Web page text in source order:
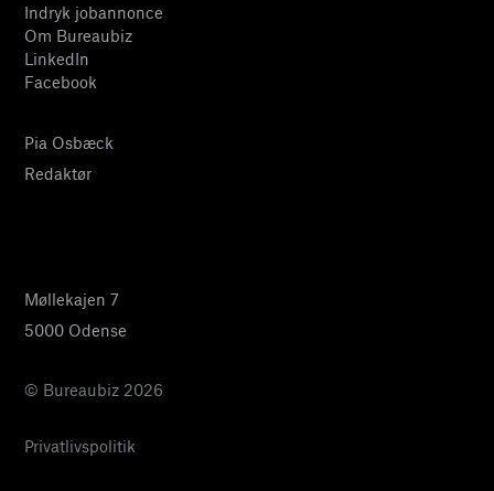
Indryk jobannonce
Om Bureaubiz
LinkedIn
Facebook
Pia Osbæck
Redaktør
Møllekajen 7
5000 Odense
© Bureaubiz 2026
Privatlivspolitik